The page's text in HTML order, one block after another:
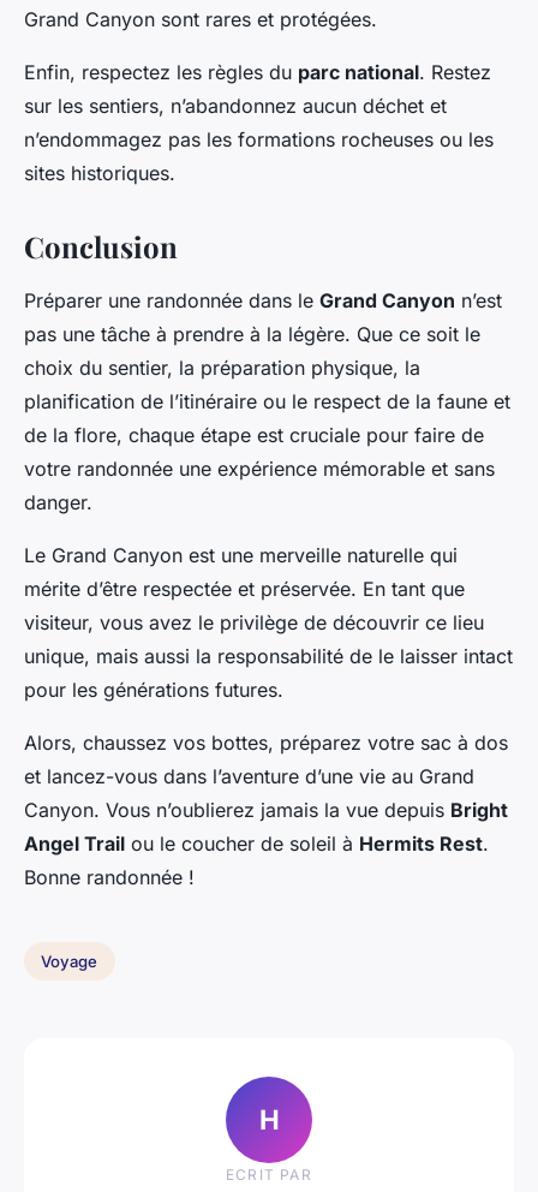
Grand Canyon sont rares et protégées.
Enfin, respectez les règles du parc national. Restez
sur les sentiers, n’abandonnez aucun déchet et
n’endommagez pas les formations rocheuses ou les
sites historiques.
Conclusion
Préparer une randonnée dans le Grand Canyon n’est
pas une tâche à prendre à la légère. Que ce soit le
choix du sentier, la préparation physique, la
planification de l’itinéraire ou le respect de la faune et
de la flore, chaque étape est cruciale pour faire de
votre randonnée une expérience mémorable et sans
danger.
Le Grand Canyon est une merveille naturelle qui
mérite d’être respectée et préservée. En tant que
visiteur, vous avez le privilège de découvrir ce lieu
unique, mais aussi la responsabilité de le laisser intact
pour les générations futures.
Alors, chaussez vos bottes, préparez votre sac à dos
et lancez-vous dans l’aventure d’une vie au Grand
Canyon. Vous n’oublierez jamais la vue depuis Bright
Angel Trail ou le coucher de soleil à Hermits Rest.
Bonne randonnée !
Voyage
H
ECRIT PAR